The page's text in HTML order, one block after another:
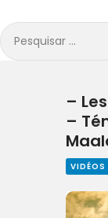
Pesquisar
por:
–
–
VIDÉOS